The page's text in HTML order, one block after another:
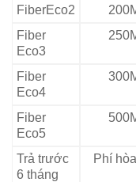
FiberEco2
Fiber
Eco3
Fiber
Eco4
Fiber
Eco5
Trả trước
6 tháng
Phí